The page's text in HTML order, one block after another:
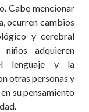
Cabe mencionar
ocurren cambios
y cerebral
adquieren
lenguaje y la
otras personas y
su pensamiento